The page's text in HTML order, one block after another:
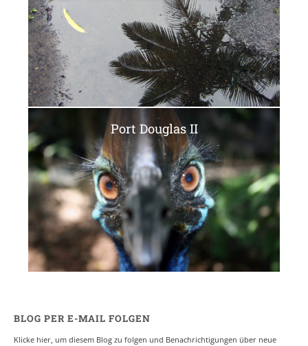
Port Douglas II
BLOG PER E-MAIL FOLGEN
Klicke hier, um diesem Blog zu folgen und Benachrichtigungen über neue